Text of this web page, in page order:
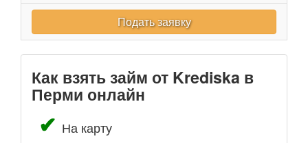
Подать заявку
Как взять займ от Krediska в
Перми онлайн
На карту